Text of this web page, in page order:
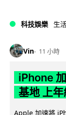
科技娛樂 生
Vin 11 小時
iPhone
基地 上
Apple 加速將